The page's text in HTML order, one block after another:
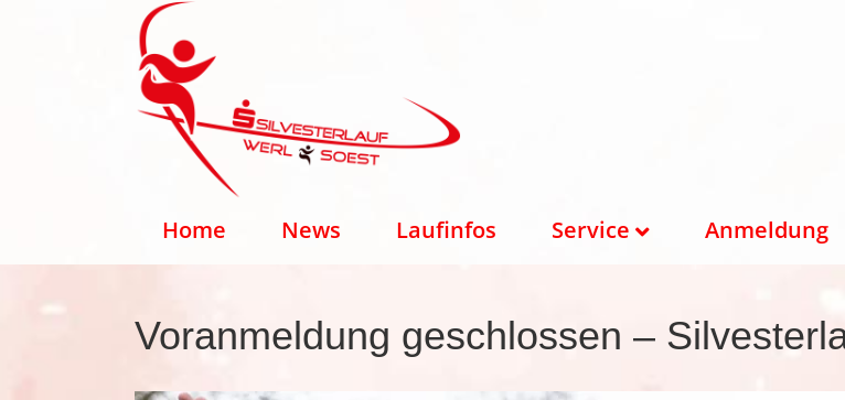
Home News Laufinfos Service Anmeldung
Voranmeldung geschlossen –